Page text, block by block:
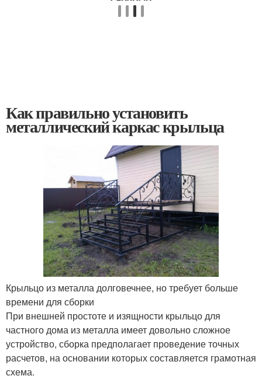
Как правильно установить
металлический каркас крыльца
Крыльцо из металла долговечнее, но требует больше
времени для сборки
При внешней простоте и изящности крыльцо для
частного дома из металла имеет довольно сложное
устройство, сборка предполагает проведение точных
расчетов, на основании которых составляется грамотная
схема.